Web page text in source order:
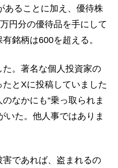
あることに加え、優待株
円分の優待品を手にして
銘柄は600を超える。
た。著名な個人投資家の
とXに投稿していました
なかにも“乗っ取られま
いた。他人事ではありま
であれば、盗まれるの